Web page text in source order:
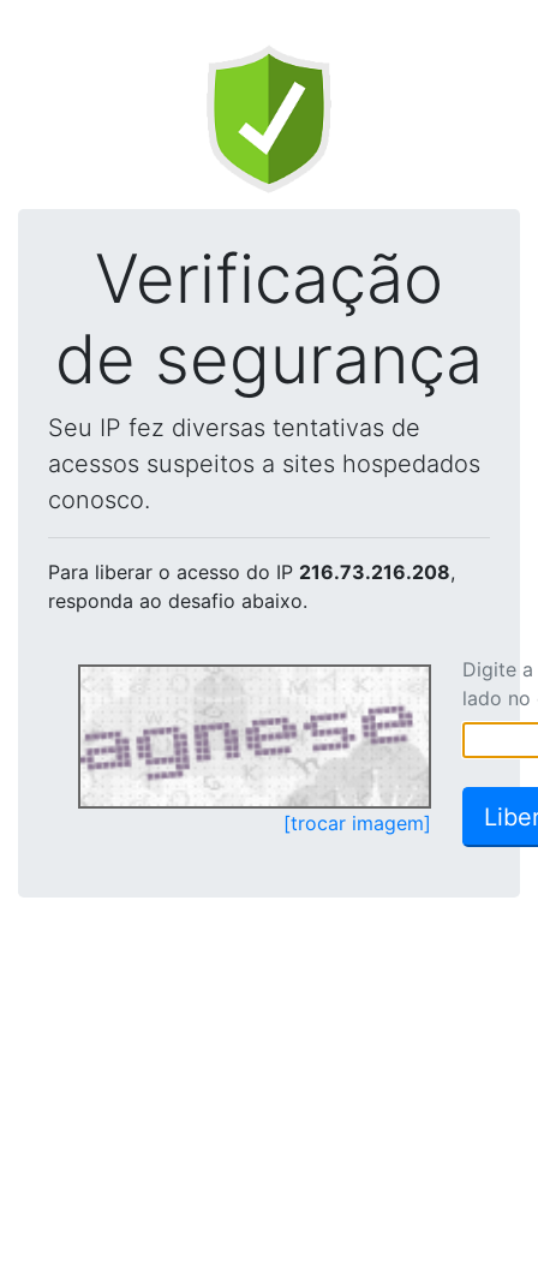
Verificação
de segurança
Seu IP fez diversas tentativas de
acessos suspeitos a sites hospedados
conosco.
Para liberar o acesso do IP 216.73.216.208,
responda ao desafio abaixo.
[trocar imagem]
Digite
lado no